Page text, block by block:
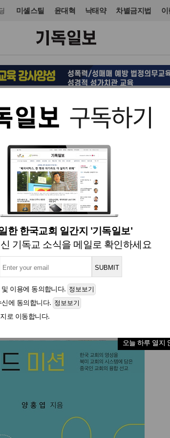
미셸스틸 윤대혁 낙태약 차별금지법
한 한국교회 일간지 '기독일보'
기독교 소식을 메일로 확인하세요
이용에 동의합니다.
에 동의합니다.
로 이동합니다.
오늘 하루 열지
문화 도서 입력 2022. 11. 07 16:21
] 하이브리드 미션